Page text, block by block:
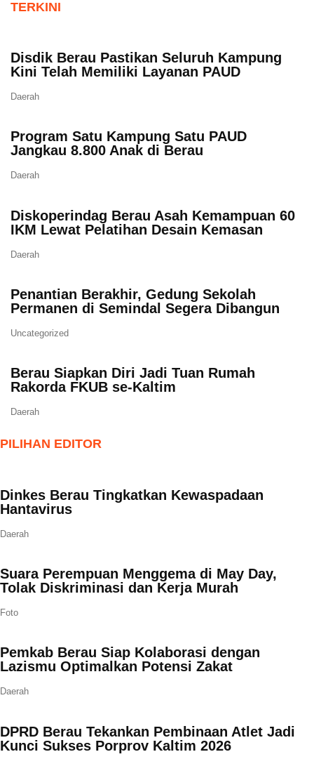
TERKINI
Disdik Berau Pastikan Seluruh Kampung
Kini Telah Memiliki Layanan PAUD
Daerah
Program Satu Kampung Satu PAUD
Jangkau 8.800 Anak di Berau
Daerah
Diskoperindag Berau Asah Kemampuan 60
IKM Lewat Pelatihan Desain Kemasan
Daerah
Penantian Berakhir, Gedung Sekolah
Permanen di Semindal Segera Dibangun
Uncategorized
Berau Siapkan Diri Jadi Tuan Rumah
Rakorda FKUB se-Kaltim
Daerah
PILIHAN EDITOR
Dinkes Berau Tingkatkan Kewaspadaan
Hantavirus
Daerah
Suara Perempuan Menggema di May Day,
Tolak Diskriminasi dan Kerja Murah
Foto
Pemkab Berau Siap Kolaborasi dengan
Lazismu Optimalkan Potensi Zakat
Daerah
DPRD Berau Tekankan Pembinaan Atlet Jadi
Kunci Sukses Porprov Kaltim 2026